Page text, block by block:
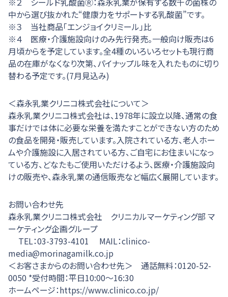
中から選び抜かれた“健康力をサポートする乳酸菌”です。
※３ 当社商品「エンジョイクリミール」比
※４ 医療・介護施設向けのみ先行発売。一般向け販売は6
月頃からを予定しています。全4種のいろいろセットも現行商
品の在庫がなくなり次第、パイナップル味を入れたものに切り
替わる予定です。(7月見込み)
＜森永乳業クリニコ株式会社について＞
森永乳業クリニコ株式会社は、1978年に設立以降、通常の食
事だけでは体に必要な栄養を満たすことができない方のため
の食品を開発・販売しています。入院されている方、老人ホー
ムや介護施設に入居されている方、ご自宅にお住まいになっ
ている方、どなたもご使用いただけるよう、医療・介護施設向
けの販売や、森永乳業の通信販売など幅広く展開しています。
お問い合わせ先
森永乳業クリニコ株式会社 クリニカルマーケティング部 マ
ーケティング企画グループ
TEL：03-3793-4101 MAIL：clinico-
media@morinagamilk.co.jp
＜お客さまからのお問い合わせ先＞ 通話無料：0120-52-
0050 *受付時間：平日10:00～16:30
ホームページ：https://www.clinico.co.jp/